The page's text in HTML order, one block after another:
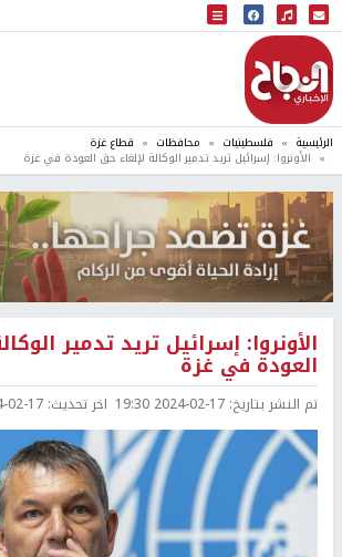
البث المباشر
إذاعة النجاح
الرئيسية فلسطينيات محافظات قطاع غزة
الأونروا: إسرائيل تريد تدمير الوكالة لإلغاء حق العودة في غزة
الأونروا: إسرائيل تريد تدمير
العودة في غزة
تم النشر بتاريخ: 2024-02-17 19:30 اخر تحديث: 17 19:30